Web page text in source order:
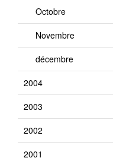
Octobre
Novembre
décembre
2004
2003
2002
2001